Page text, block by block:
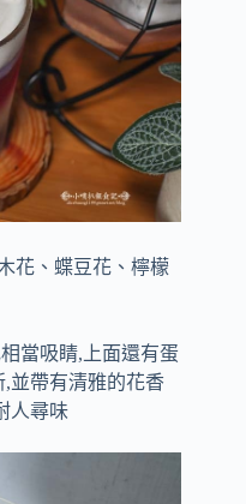
花、蝶豆花、檸檬
當吸睛,上面還有蛋
並帶有清雅的花香
人尋味